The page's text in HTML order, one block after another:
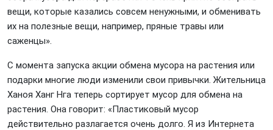
вещи, которые казались совсем ненужными, и обменивать
их на полезные вещи, например, пряные травы или
саженцы».
С момента запуска акции обмена мусора на растения или
подарки многие люди изменили свои привычки. Жительница
Ханоя Ханг Нга теперь сортирует мусор для обмена на
растения. Она говорит: «Пластиковый мусор
действительно разлагается очень долго. Я из Интернета